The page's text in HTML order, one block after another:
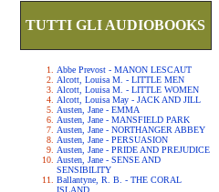
TUTTI GLI AUDIOBOOKS
Abbe Prevost - MANON LESCAUT
Alcott, Louisa M. - LITTLE MEN
Alcott, Louisa M. - LITTLE WOMEN
Alcott, Louisa May - JACK AND JILL
Austen, Jane - EMMA
Austen, Jane - MANSFIELD PARK
Austen, Jane - NORTHANGER ABBEY
Austen, Jane - PERSUASION
Austen, Jane - PRIDE AND PREJUDICE
Austen, Jane - SENSE AND
SENSIBILITY
Ballantyne, R. B. - THE CORAL
ISLAND